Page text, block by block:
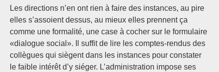
Les directions n’en ont rien à faire des instances, au pire
elles s’assoient dessus, au mieux elles prennent ça
comme une formalité, une case à cocher sur le formulaire
«dialogue social». Il suffit de lire les comptes-rendus des
collègues qui siègent dans les instances pour constater
le faible intérêt d’y siéger. L’administration impose ses